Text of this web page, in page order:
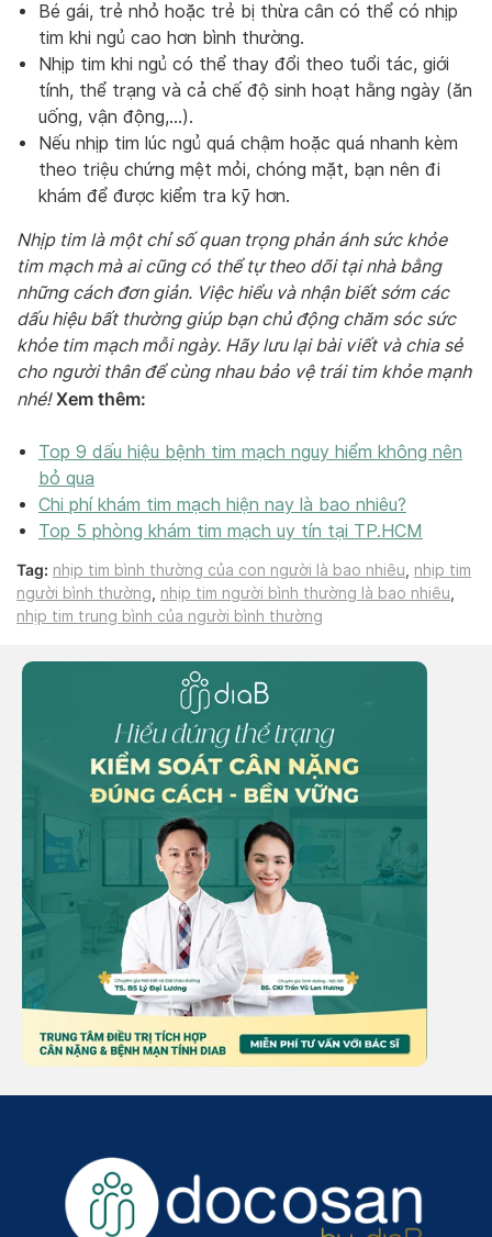
Bé gái, trẻ nhỏ hoặc trẻ bị thừa cân có thể có nhịp
tim khi ngủ cao hơn bình thường.
Nhịp tim khi ngủ có thể thay đổi theo tuổi tác, giới
tính, thể trạng và cả chế độ sinh hoạt hằng ngày (ăn
uống, vận động,…).
Nếu nhịp tim lúc ngủ quá chậm hoặc quá nhanh kèm
theo triệu chứng mệt mỏi, chóng mặt, bạn nên đi
khám để được kiểm tra kỹ hơn.
Nhịp tim là một chỉ số quan trọng phản ánh sức khỏe
tim mạch mà ai cũng có thể tự theo dõi tại nhà bằng
những cách đơn giản. Việc hiểu và nhận biết sớm các
dấu hiệu bất thường giúp bạn chủ động chăm sóc sức
khỏe tim mạch mỗi ngày. Hãy lưu lại bài viết và chia sẻ
cho người thân để cùng nhau bảo vệ trái tim khỏe mạnh
nhé! Xem thêm:
Top 9 dấu hiệu bệnh tim mạch nguy hiểm không nên
bỏ qua
Chi phí khám tim mạch hiện nay là bao nhiêu?
Top 5 phòng khám tim mạch uy tín tại TP.HCM
Tag: nhịp tim bình thường của con người là bao nhiêu, nhịp tim
người bình thường, nhịp tim người bình thường là bao nhiêu,
nhịp tim trung bình của người bình thường